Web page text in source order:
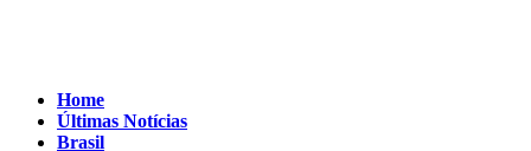
Home
Últimas Notícias
Brasil